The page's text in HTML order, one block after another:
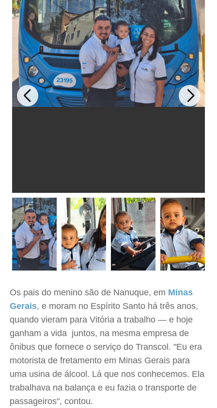
Os pais do menino são de Nanuque, em Minas
Gerais, e moram no Espírito Santo há três anos,
quando vieram para Vitória a trabalho — e hoje
ganham a vida juntos, na mesma empresa de
ônibus que fornece o serviço do Transcol. "Eu era
motorista de fretamento em Minas Gerais para
uma usina de álcool. Lá que nos conhecemos. Ela
trabalhava na balança e eu fazia o transporte de
passageiros", contou.